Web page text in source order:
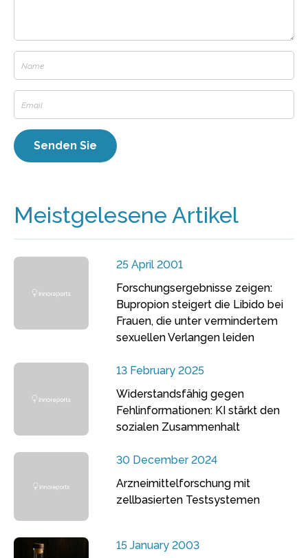
Meistgelesene Artikel
25 April 2001
Forschungsergebnisse zeigen:
Bupropion steigert die Libido bei
Frauen, die unter vermindertem
sexuellen Verlangen leiden
13 February 2025
Widerstandsfähig gegen
Fehlinformationen: KI stärkt den
sozialen Zusammenhalt
30 December 2024
Arzneimittelforschung mit
zellbasierten Testsystemen
15 January 2003